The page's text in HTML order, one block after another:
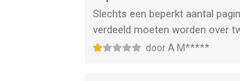
Slechts een beperkt aantal
verdeeld moeten worden over
door A M*****